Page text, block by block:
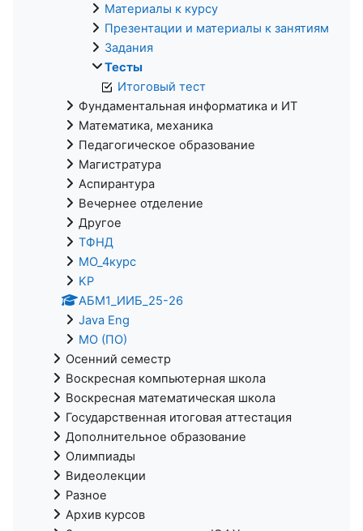
Материалы к курсу
Презентации и материалы к занятиям
Задания
Тесты
Итоговый тест
Фундаментальная информатика и ИТ
Математика, механика
Педагогическое образование
Магистратура
Аспирантура
Вечернее отделение
Другое
ТФНД
МО_4курс
KP
АБМ1_ИИБ_25-26
Java Eng
МО (ПО)
Осенний семестр
Воскресная компьютерная школа
Воскресная математическая школа
Государственная итоговая аттестация
Дополнительное образование
Олимпиады
Видеолекции
Разное
Архив курсов